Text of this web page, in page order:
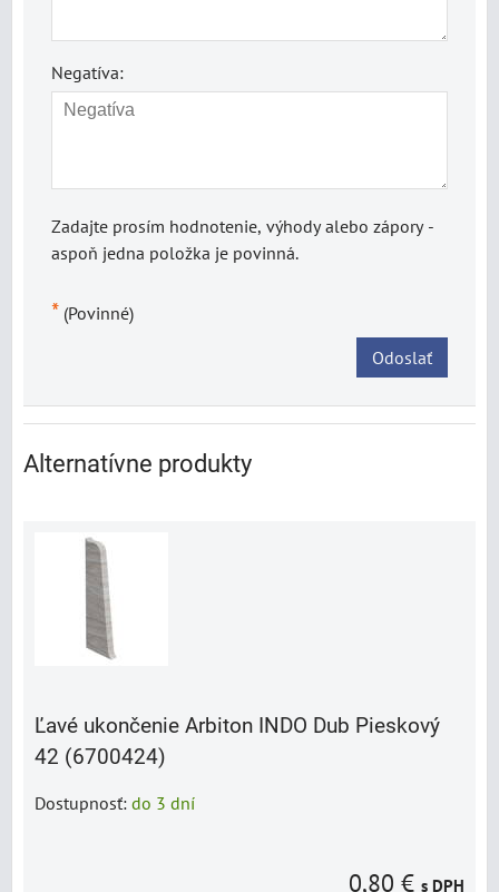
Negatíva:
Zadajte prosím hodnotenie, výhody alebo zápory -
aspoň jedna položka je povinná.
* (Povinné)
Odoslať
Alternatívne produkty
Ľavé ukončenie Arbiton INDO Dub Pieskový
42 (6700424)
Dostupnosť: do 3 dní
0,80 € s DPH